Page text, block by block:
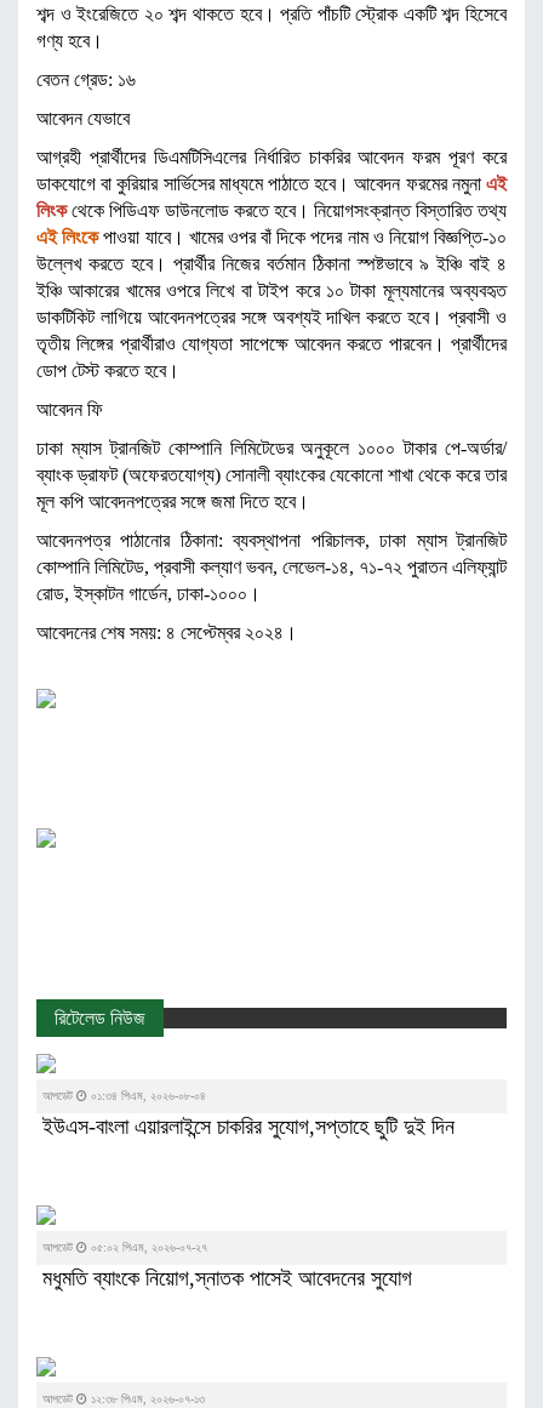
শব্দ ও ইংরেজিতে ২০ শব্দ থাকতে হবে। প্রতি পাঁচটি স্ট্রোক একটি শব্দ হিসেবে
গণ্য হবে।
বেতন গ্রেড: ১৬
আবেদন যেভাবে
আগ্রহী প্রার্থীদের ডিএমটিসিএলের নির্ধারিত চাকরির আবেদন ফরম পূরণ করে
ডাকযোগে বা কুরিয়ার সার্ভিসের মাধ্যমে পাঠাতে হবে। আবেদন ফরমের নমুনা এই
লিংকথেকে পিডিএফ ডাউনলোড করতে হবে। নিয়োগসংক্রান্ত বিস্তারিত তথ্য
এই লিংকেপাওয়া যাবে। খামের ওপর বাঁ দিকে পদের নাম ও নিয়োগ বিজ্ঞপ্তি-১০
উল্লেখ করতে হবে। প্রার্থীর নিজের বর্তমান ঠিকানা স্পষ্টভাবে ৯ ইঞ্চি বাই ৪
ইঞ্চি আকারের খামের ওপরে লিখে বা টাইপ করে ১০ টাকা মূল্যমানের অব্যবহৃত
ডাকটিকিট লাগিয়ে আবেদনপত্রের সঙ্গে অবশ্যই দাখিল করতে হবে। প্রবাসী ও
তৃতীয় লিঙ্গের প্রার্থীরাও যোগ্যতা সাপেক্ষে আবেদন করতে পারবেন। প্রার্থীদের
ডোপ টেস্ট করতে হবে।
আবেদন ফি
ঢাকা ম্যাস ট্রানজিট কোম্পানি লিমিটেডের অনুকূলে ১০০০ টাকার পে-অর্ডার/
ব্যাংক ড্রাফট (অফেরতযোগ্য) সোনালী ব্যাংকের যেকোনো শাখা থেকে করে তার
মূল কপি আবেদনপত্রের সঙ্গে জমা দিতে হবে।
আবেদনপত্র পাঠানোর ঠিকানা: ব্যবস্থাপনা পরিচালক, ঢাকা ম্যাস ট্রানজিট
কোম্পানি লিমিটেড, প্রবাসী কল্যাণ ভবন, লেভেল-১৪, ৭১-৭২ পুরাতন এলিফ্যান্ট
রোড, ইস্কাটন গার্ডেন, ঢাকা-১০০০।
আবেদনের শেষ সময়: ৪ সেপ্টেম্বর ২০২৪।
রিটেলেড নিউজ
আপডেট ০১:৩৪ পিএম, ২০২৬-০৮-০৪
ইউএস-বাংলা এয়ারলাইন্সে চাকরির সুযোগ,সপ্তাহে ছুটি দুই দিন
আপডেট ০৫:০২ পিএম, ২০২৬-০৭-২৭
মধুমতি ব্যাংকে নিয়োগ,স্নাতক পাসেই আবেদনের সুযোগ
আপডেট ১২:৩৮ পিএম, ২০২৬-০৭-১৩